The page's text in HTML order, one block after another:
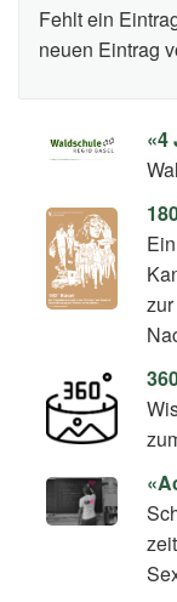
«4
Fehlt ein
neuen Eintrag